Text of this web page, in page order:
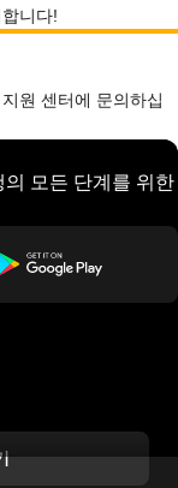
니다!
원 센터에 문의하십
모든 단계를 위한